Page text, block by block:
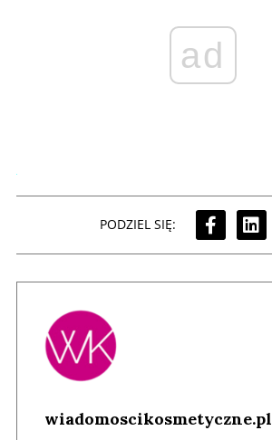
ad
PODZIEL SIĘ:
wiadomoscikosmetyczne.pl